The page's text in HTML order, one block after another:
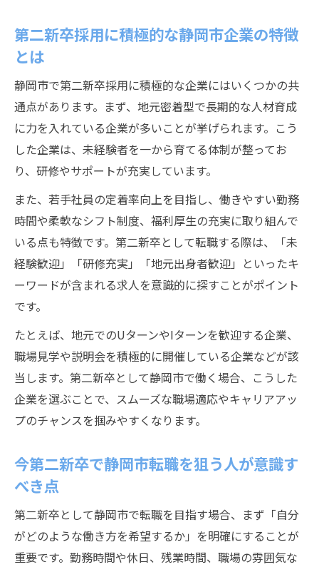
第二新卒採用に積極的な静岡市企業の特徴
とは
静岡市で第二新卒採用に積極的な企業にはいくつかの共
通点があります。まず、地元密着型で長期的な人材育成
に力を入れている企業が多いことが挙げられます。こう
した企業は、未経験者を一から育てる体制が整ってお
り、研修やサポートが充実しています。
また、若手社員の定着率向上を目指し、働きやすい勤務
時間や柔軟なシフト制度、福利厚生の充実に取り組んで
いる点も特徴です。第二新卒として転職する際は、「未
経験歓迎」「研修充実」「地元出身者歓迎」といったキ
ーワードが含まれる求人を意識的に探すことがポイント
です。
たとえば、地元でのUターンやIターンを歓迎する企業、
職場見学や説明会を積極的に開催している企業などが該
当します。第二新卒として静岡市で働く場合、こうした
企業を選ぶことで、スムーズな職場適応やキャリアアッ
プのチャンスを掴みやすくなります。
今第二新卒で静岡市転職を狙う人が意識す
べき点
第二新卒として静岡市で転職を目指す場合、まず「自分
がどのような働き方を希望するか」を明確にすることが
重要です。勤務時間や休日、残業時間、職場の雰囲気な